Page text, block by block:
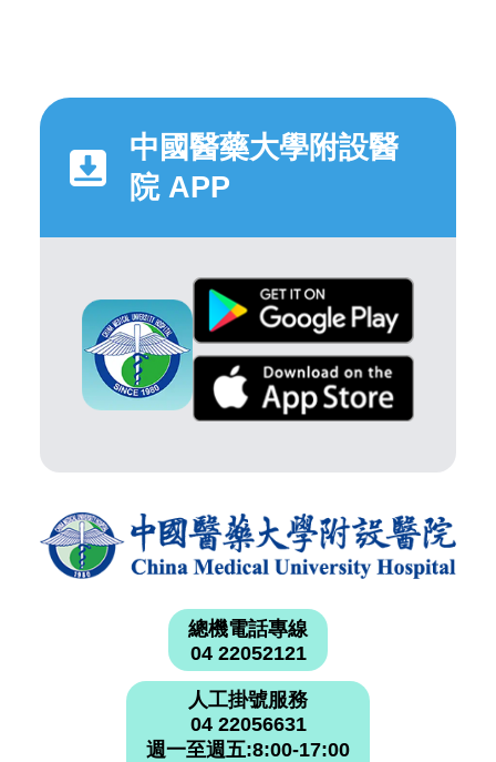
中國醫藥大學附設醫
院 APP
總機電話專線
04 22052121
人工掛號服務
04 22056631
週一至週五:8:00-17:00